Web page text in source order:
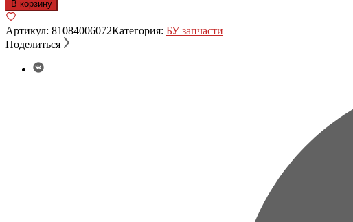
В корзину
Артикул: 81084006072Категория: БУ запчасти
Поделиться